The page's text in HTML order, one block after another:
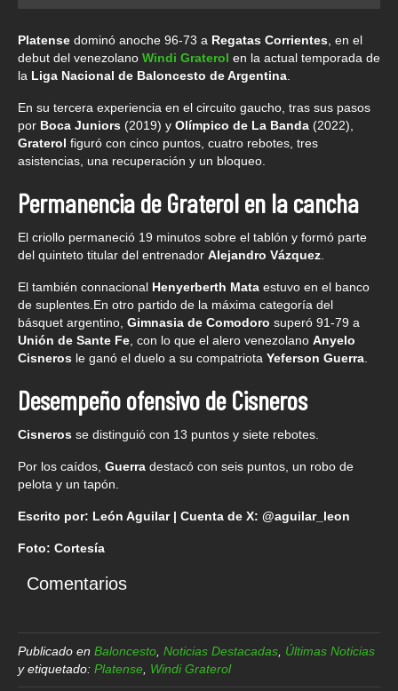
Platense dominó anoche 96-73 a Regatas Corrientes , en el
debut del venezolano Windi Graterol en la actual temporada de
la Liga Nacional de Baloncesto de Argentina
En su tercera experiencia en el circuito gaucho, tras sus pasos
por Boca Juniors (2019) y Olímpico de La Banda (2022),
Graterol figuró con cinco puntos, cuatro rebotes, tres
asistencias, una recuperación y un bloqueo.
Permanencia de Graterol en la cancha
El criollo permaneció 19 minutos sobre el tablón y formó parte
del quinteto titular del entrenador Alejandro Vázquez
El también connacional Henyerberth Mata estuvo en el banco
de suplentes.En otro partido de la máxima categoría del
básquet argentino, Gimnasia de Comodoro superó 91-79 a
Unión de Sante Fe , con lo que el alero venezolano Anyelo
Cisneros le ganó el duelo a su compatriota Yeferson Guerra
Desempeño ofensivo de Cisneros
Cisneros se distinguió con 13 puntos y siete rebotes.
Por los caídos, Guerra destacó con seis puntos, un robo de
pelota y un tapón.
Escrito por: León Aguilar | Cuenta de X: @aguilar_leon
Foto: Cortesía
Comentarios
Publicado en Baloncesto Noticias Destacadas Últimas Noticias
y etiquetado: Platense Windi Graterol